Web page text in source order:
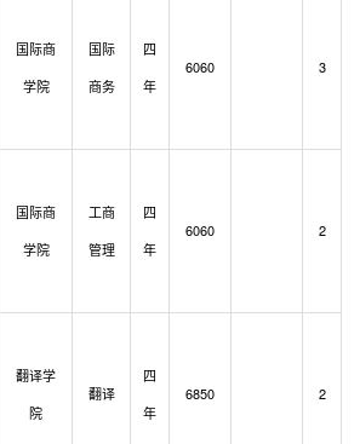
国际商
学院
国际
商务
四
年
6060 3
国际商
学院
工商
管理
四
年
6060 2
翻译学
院
翻译
四
年
6850 2